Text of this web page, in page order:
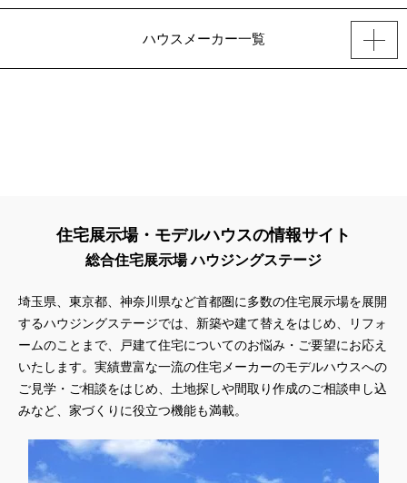
ハウスメーカー一覧
住宅展示場・モデルハウスの情報サイト
総合住宅展示場 ハウジングステージ
埼玉県、東京都、神奈川県など首都圏に多数の住宅展示場を展開
するハウジングステージでは、新築や建て替えをはじめ、リフォ
ームのことまで、戸建て住宅についてのお悩み・ご要望にお応え
いたします。実績豊富な一流の住宅メーカーのモデルハウスへの
ご見学・ご相談をはじめ、土地探しや間取り作成のご相談申し込
みなど、家づくりに役立つ機能も満載。